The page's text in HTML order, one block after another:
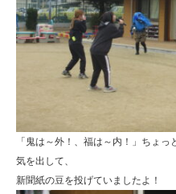
「鬼は～外！、福は～内！」ちょ
気を出して、
新聞紙の豆を投げていましたよ！